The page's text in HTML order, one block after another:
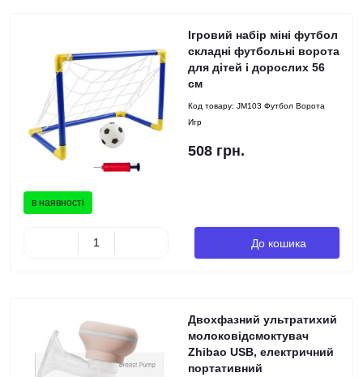
в наявності
Ігровий набір міні футбол
складні футбольні ворота
для дітей і дорослих 56
см
Код товару: JM103 Футбол Ворота
Игр
508 грн.
До кошика
Двохфазний ультратихий
молоковідсмоктувач
Zhibao USB, електричний
портативний